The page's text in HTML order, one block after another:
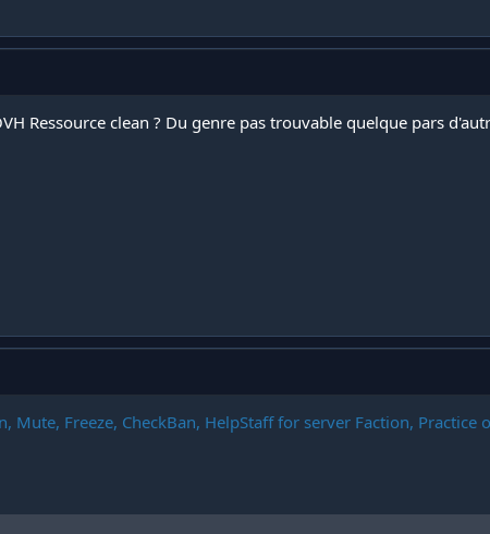
Ressource clean ? Du genre pas trouvable quelque pars
Mute, Freeze, CheckBan, HelpStaff for server Faction, Practice